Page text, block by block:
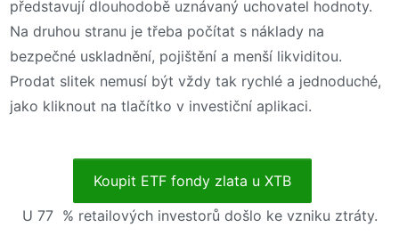
představují dlouhodobě uznávaný uchovatel hodnoty.
Na druhou stranu je třeba počítat s náklady na
bezpečné uskladnění, pojištění a menší likviditou.
Prodat slitek nemusí být vždy tak rychlé a jednoduché,
jako kliknout na tlačítko v investiční aplikaci.
Koupit ETF fondy zlata u XTB
U 77 % retailových investorů došlo ke vzniku ztráty.